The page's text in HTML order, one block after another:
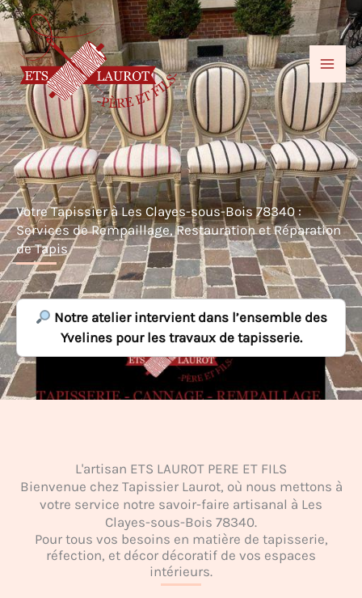
Aller
au
contenu
Votre Tapissier à Les Clayes-sous-Bois 78340 :
Services de Rempaillage, Restauration et Réparation
de Tapis
Notre atelier intervient dans l’ensemble des
Yvelines pour les travaux de tapisserie.
L'artisan ETS LAUROT PERE ET FILS
Bienvenue chez Tapissier Laurot, où nous mettons à
votre service notre savoir-faire artisanal à Les
Clayes-sous-Bois 78340.
Pour tous vos besoins en matière de tapisserie,
réfection, et décor décoratif de vos espaces
intérieurs.